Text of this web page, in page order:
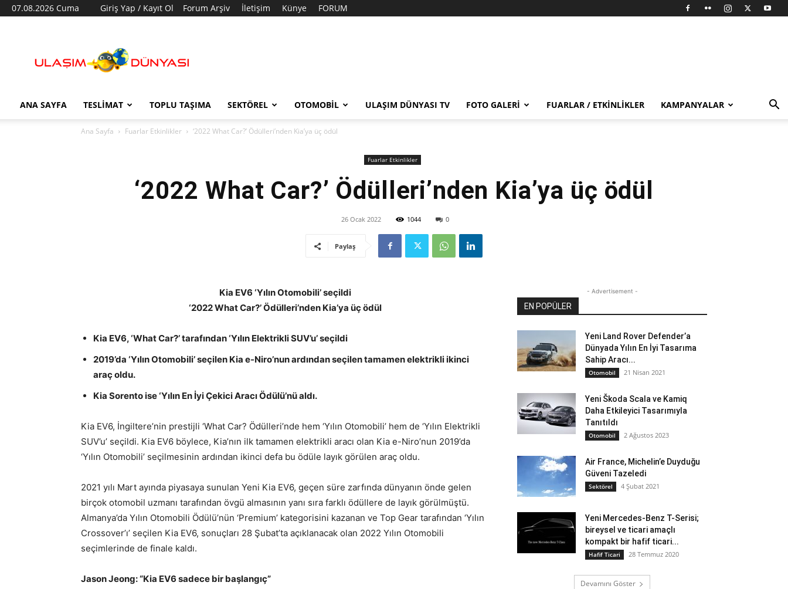
07.08.2026 Cuma Giriş Yap / Kayıt Ol Forum Arşiv İletişim Künye FORUM
Dünyası
ANA SAYFA TESLIMAT TOPLU TAŞIMA SEKTÖREL OTOMOBIL ULAŞIM DÜNYASI TV FOTO GALERI FUARLAR / ETKINLIKLER KAMPANYALAR
Ana Sayfa Fuarlar Etkinlikler ‘2022 What Car?’ Ödülleri’nden Kia’ya üç ödül
Fuarlar Etkinlikler
‘2022 What Car?’ Ödülleri’nden Kia’ya üç ödül
26 Ocak 2022 1044 0
Paylaş
Kia EV6 ‘Yılın Otomobili’ seçildi
‘2022 What Car?’ Ödülleri’nden Kia’ya üç ödül
Kia EV6, ‘What Car?’ tarafından ‘Yılın Elektrikli SUV’u’ seçildi
2019’da ‘Yılın Otomobili’ seçilen Kia e-Niro’nun ardından seçilen tamamen elektrikli ikinci
araç oldu.
Kia Sorento ise ‘Yılın En İyi Çekici Aracı Ödülü’nü aldı.
Kia EV6, İngiltere’nin prestijli ‘What Car? Ödülleri’nde hem ‘Yılın Otomobili’ hem de ‘Yılın Elektrikli
SUV’u’ seçildi. Kia EV6 böylece, Kia’nın ilk tamamen elektrikli aracı olan Kia e-Niro’nun 2019’da
‘Yılın Otomobili’ seçilmesinin ardından ikinci defa bu ödüle layık görülen araç oldu.
2021 yılı Mart ayında piyasaya sunulan Yeni Kia EV6, geçen süre zarfında dünyanın önde gelen
birçok otomobil uzmanı tarafından övgü almasının yanı sıra farklı ödüllere de layık görülmüştü.
Almanya’da Yılın Otomobili Ödülü’nün ‘Premium’ kategorisini kazanan ve Top Gear tarafından ‘Yılın
Crossover’ı’ seçilen Kia EV6, sonuçları 28 Şubat’ta açıklanacak olan 2022 Yılın Otomobili
seçimlerinde de finale kaldı.
Jason Jeong: “Kia EV6 sadece bir başlangıç”
- Advertisement -
EN POPÜLER
Yeni Land Rover Defender’a
Dünyada Yılın En İyi Tasarıma
Sahip Aracı...
Otomobil 21 Nisan 2021
Yeni Škoda Scala ve Kamiq
Daha Etkileyici Tasarımıyla
Tanıtıldı
Otomobil 2 Ağustos 2023
Air France, Michelin’e Duyduğu
Güveni Tazeledi
Sektörel 4 Şubat 2021
Yeni Mercedes-Benz T-Serisi;
bireysel ve ticari amaçlı
kompakt bir hafif ticari...
Hafif Ticari 28 Temmuz 2020
Devamını Göster